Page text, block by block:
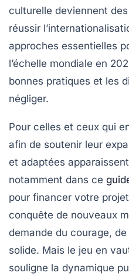
culturelle deviennent
réussir
approches essentielles
l’échelle mondiale en
bonnes pratiques et les
négliger.
Pour celles et ceux qui
afin de soutenir leur
et adaptées
notamment dans ce
pour financer votre
conquête de nouveaux
demande du courage,
solide. Mais le jeu en
souligne la dynamique